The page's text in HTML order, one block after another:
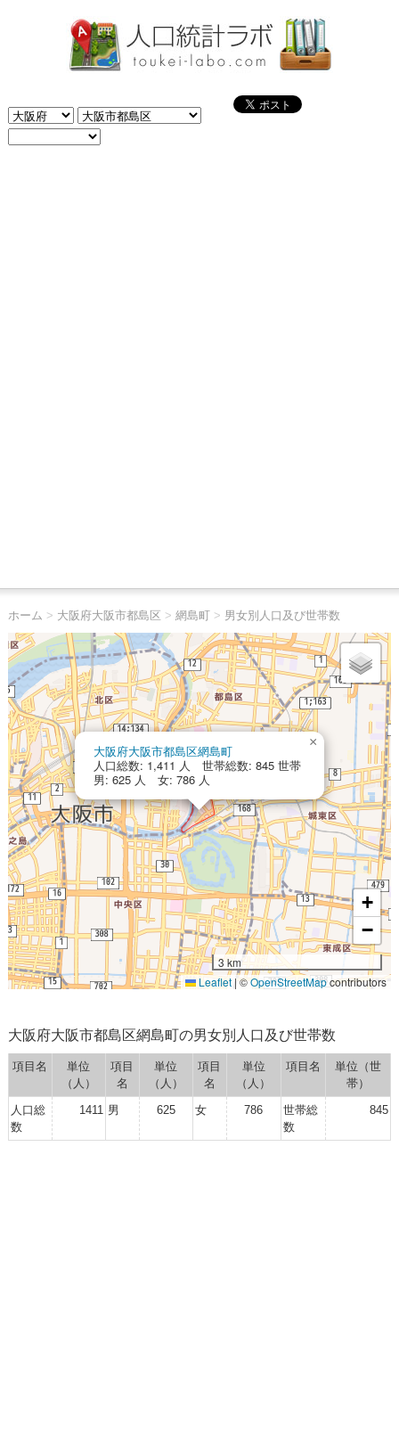
ホーム > 大阪府大阪市都島区 > 網島町> 男女別人口及び世帯数
大阪府大阪市都島区網島町
人口総数: 1,411 人 世帯総数: 845 世帯
男: 625 人 女: 786 人
×
+
−
3 km
Leaflet | ©OpenStreetMapcontributors
大阪府大阪市都島区網島町の男女別人口及び世帯数
項目名
単位
（人）
項目
名
単位
（人）
項目
名
単位
（人）
項目名
単位（世
帯）
人口総
数
1411 男 625 女 786
世帯総
数
845